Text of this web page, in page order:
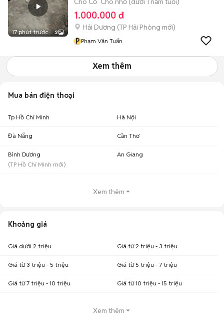
17 phút trước 2
1.000.000 đ
Hải Dương (TP Hải Phòng mới)
P Phạm Văn Tuấn
Xem thêm
Mua bán điện thoại
Tp Hồ Chí Minh Hà Nội
Đà Nẵng Cần Thơ
Bình Dương
(TP Hồ Chí Minh mới)
An Giang
Xem thêm
Khoảng giá
Giá dưới 2 triệu Giá từ 2 triệu - 3 triệu
Giá từ 3 triệu - 5 triệu Giá từ 5 triệu - 7 triệu
Giá từ 7 triệu - 10 triệu Giá từ 10 triệu - 15 triệu
Xem thêm